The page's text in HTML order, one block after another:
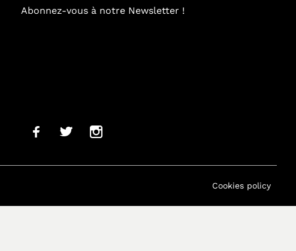
Abonnez-vous à notre Newsletter !
Cookies policy